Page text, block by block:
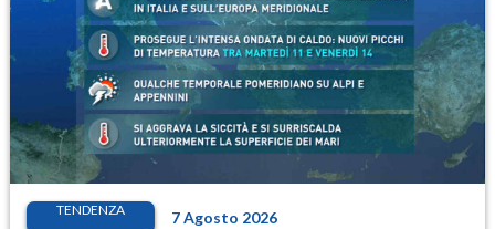
TENDENZA 7 Agosto 2026